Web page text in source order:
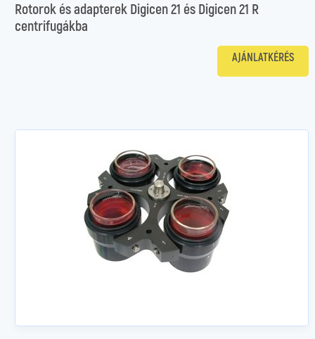
Rotorok és adapterek Digicen 21 és Digicen 21 R
centrifugákba
AJÁNLATKÉRÉS